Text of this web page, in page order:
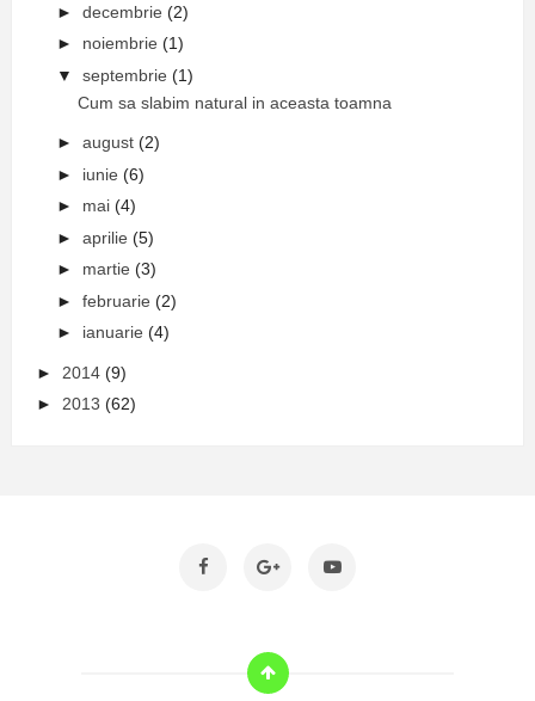
► decembrie (2)
► noiembrie (1)
▼
septembrie (1)
Cum sa slabim natural in aceasta toamna
► august (2)
► iunie (6)
► mai (4)
► aprilie (5)
► martie (3)
► februarie (2)
► ianuarie (4)
► 2014 (9)
► 2013 (62)